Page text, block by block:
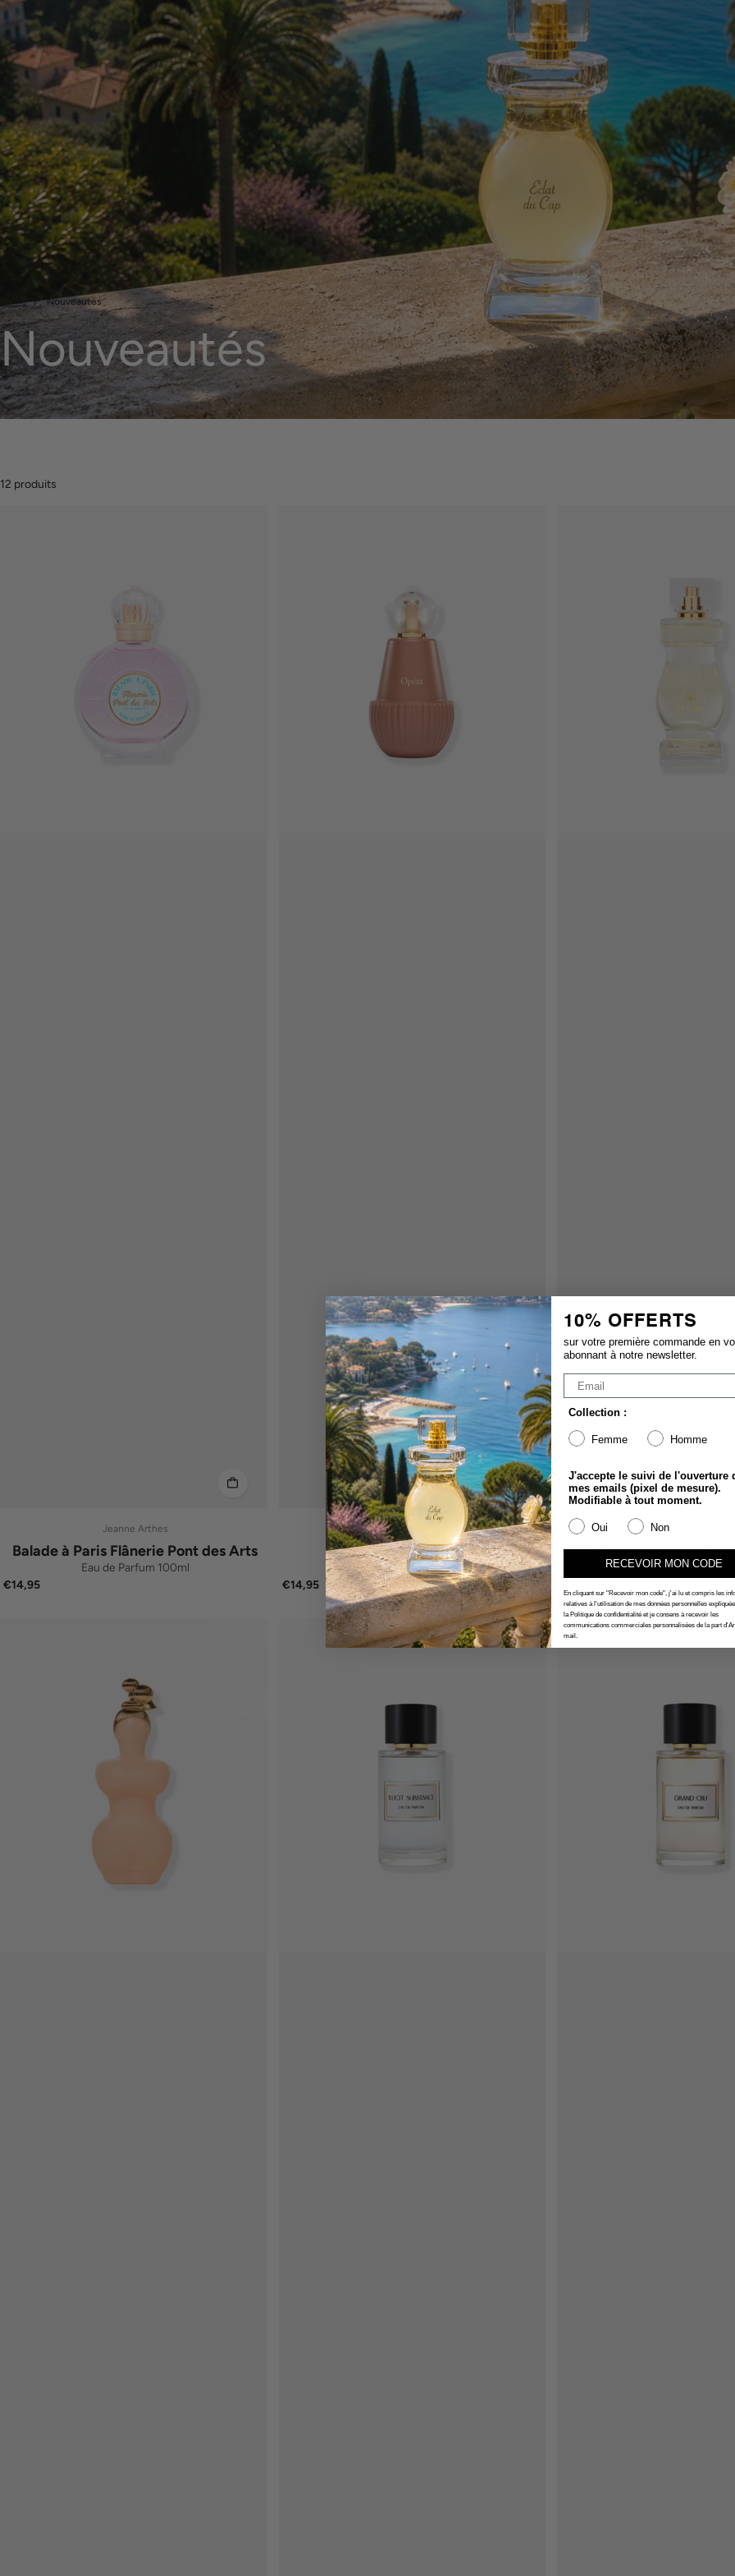
Home Nouveautés
Nouveautés
12 produits
Jeanne Arthes
Balade à Paris Flânerie Pont des Arts
Eau de Parfum 100ml
€14,95
Jeanne Arthes
Tea Time à Paris Opéra
Eau de Parfum 100ml
€14,95
Jeanne Arthes
Collection Azur
Eau de Parfum
10% OFFERTS
sur votre première commande en
abonnant à notre newsletter.
Collection :
Femme Homme
J'accepte le suivi de l'ouverture
mes emails (pixel de mesure).
Modifiable à tout moment.
Oui Non
RECEVOIR MON CODE
En cliquant sur "Recevoir mon code", j'ai lu et compris les
relatives à l'utilisation de mes données personnelles
la Politique de confidentialité et je consens à recevoir les
communications commerciales personnalisées de la part
mail.